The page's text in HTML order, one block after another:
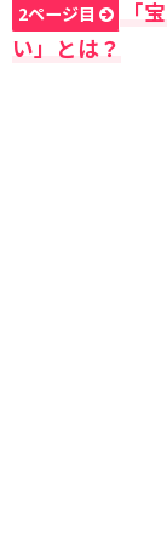
2ページ目
「
い」とは？